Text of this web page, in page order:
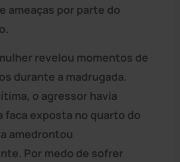
ameaças por parte do
revelou momentos de
durante a madrugada.
o agressor havia
faca exposta no quarto do
amedrontou
Por medo de sofrer